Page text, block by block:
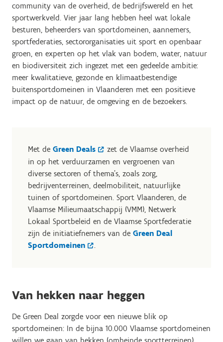
community van de overheid, de bedrijfswereld en het
sportwerkveld. Vier jaar lang hebben heel wat lokale
besturen, beheerders van sportdomeinen, aannemers,
sportfederaties, sectororganisaties uit sport en openbaar
groen, en experten op het vlak van bodem, water, natuur
en biodiversiteit zich ingezet met een gedeelde ambitie:
meer kwalitatieve, gezonde en klimaatbestendige
buitensportdomeinen in Vlaanderen met een positieve
impact op de natuur, de omgeving en de bezoekers.
Met de Green Deals
zet de Vlaamse overheid
in op het verduurzamen en vergroenen van
diverse sectoren of thema’s, zoals zorg,
bedrijventerreinen, deelmobiliteit, natuurlijke
tuinen of sportdomeinen. Sport Vlaanderen, de
Vlaamse Milieumaatschappij (VMM), Netwerk
Lokaal Sportbeleid en de Vlaamse Sportfederatie
zijn de initiatiefnemers van de Green Deal
Sportdomeinen
.
Van hekken naar heggen
De Green Deal zorgde voor een nieuwe blik op
sportdomeinen: In de bijna 10.000 Vlaamse sportdomeinen